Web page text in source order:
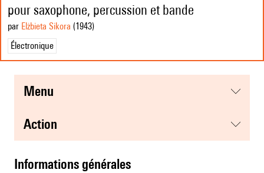
pour saxophone, percussion et bande
par Elżbieta Sikora (1943)
Électronique
menu
action
informations générales